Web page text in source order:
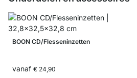
BOON CD/Flesseninzetten
vanaf € 24,90